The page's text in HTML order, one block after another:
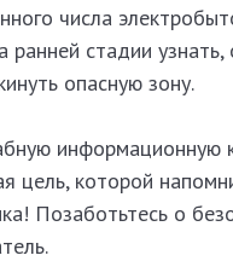
числа
стадии
опасную зону.
информационную
цель, которой
Позаботьтесь о